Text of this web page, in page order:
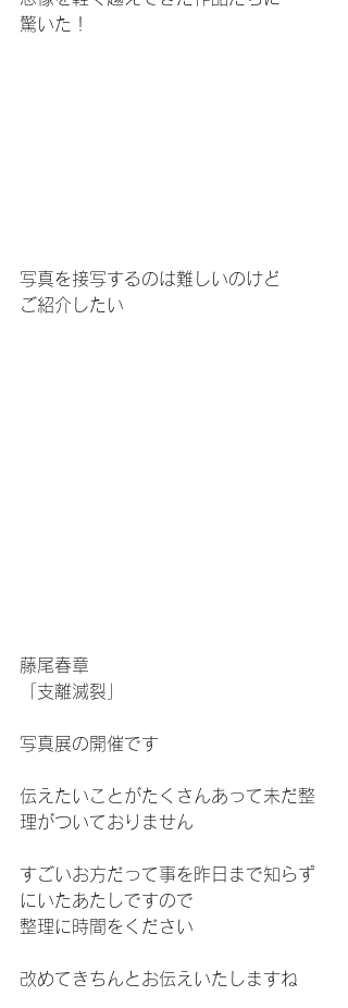
驚いた！
写真を接写するのは難しいのけど
ご紹介したい
藤尾春章
「支離滅裂」
写真展の開催です
伝えたいことがたくさんあって未だ整
理がついておりません
すごいお方だって事を昨日まで知らず
にいたあたしですので
整理に時間をください
改めてきちんとお伝えいたしますね